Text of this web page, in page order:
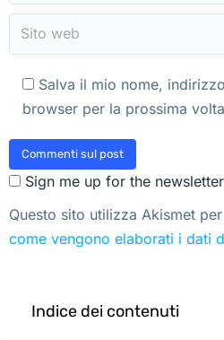
Sito web
Salva il mio nome,
browser per la prossima
Commenti sul post
Sign me up for the newsletter
Questo sito utilizza Akismet
come vengono elaborati i dati
Indice dei contenuti